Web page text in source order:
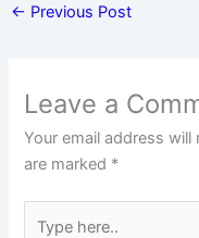
← Previous Post
Leave a
Your email address
are marked *